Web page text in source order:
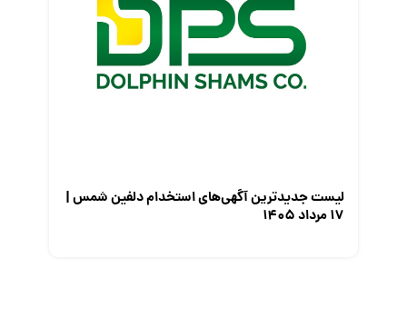
لیست جدیدترین آگهی‌های استخدام دلفین شمس |
۱۷ مرداد ۱۴۰۵